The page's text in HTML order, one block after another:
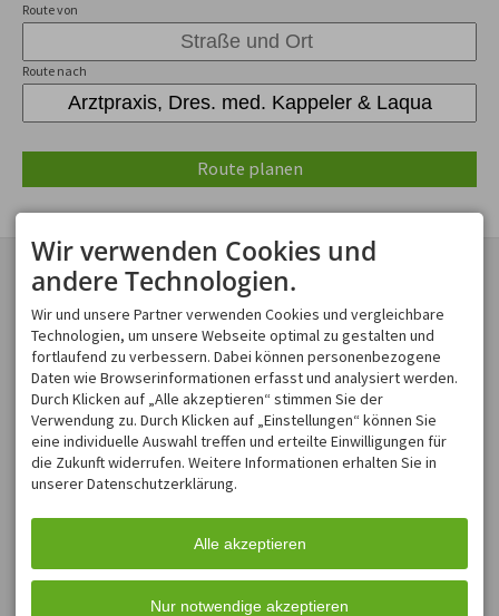
Route von
Route nach
Route planen
KONTAKT
Dres. med. Kappeler & Laqua
Enzenspergerweg 10
87561 Oberstdorf
DEUTSCHLAND
Tel.+49 8322 8400
Fax +49 8322 8600
info@arztpraxis-
oberstdorf.de
DR. MED. GABRIELE
KAPPELER
Fachärztin für Innere
Medizin
Kardiologie
DR. MED. FRANZ LAQUA
Facharzt für
Balneologie und Klimatologie
ÖFFNUNGSZEITEN
Mo, Di,
Do
Mi, Fr
08:00-12:00
Sa, So
geschlossen
Auch außerhalb der
Sprechzeiten Termine nach
Wir verwenden Cookies und
andere Technologien.
Wir und unsere Partner verwenden Cookies und vergleichbare
Technologien, um unsere Webseite optimal zu gestalten und
fortlaufend zu verbessern. Dabei können personenbezogene
Daten wie Browserinformationen erfasst und analysiert werden.
Durch Klicken auf „Alle akzeptieren“ stimmen Sie der
Verwendung zu. Durch Klicken auf „Einstellungen“ können Sie
eine individuelle Auswahl treffen und erteilte Einwilligungen für
die Zukunft widerrufen. Weitere Informationen erhalten Sie in
unserer Datenschutzerklärung.
Alle akzeptieren
Nur notwendige akzeptieren